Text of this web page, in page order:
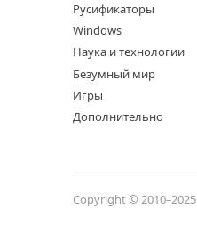
Русификаторы
Windows
Наука и технологии
Безумный мир
Игры
Дополнительно
Copyright © 2010–2025